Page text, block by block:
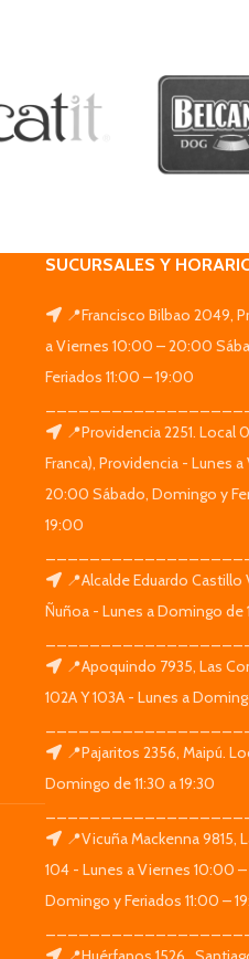
SUCURSALES Y
📍Francisco Bilbao 2049,
a Viernes 10:00 – 20:00
Feriados 11:00 – 19:00
📍Providencia 2251. Local
Franca), Providencia - Lunes
20:00 Sábado, Domingo y
19:00
📍Alcalde Eduardo
Ñuñoa - Lunes a Domingo de
📍Apoquindo 7935, Las
102A Y 103A - Lunes a
📍Pajaritos 2356, Maipú.
Domingo de 11:30 a 19:30
📍Vicuña Mackenna 9815,
104 - Lunes a Viernes 10:00
Domingo y Feriados 11:00 –